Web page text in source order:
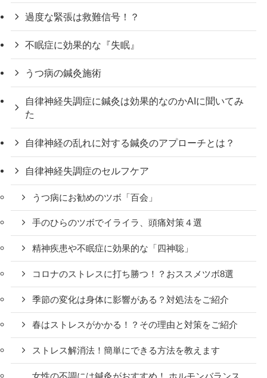
過度な緊張は救難信号！？
不眠症に効果的な『失眠』
うつ病の鍼灸施術
自律神経失調症に鍼灸は効果的なのかAIに聞いてみ
た
自律神経の乱れに対する鍼灸のアプローチとは？
自律神経失調症のセルフケア
うつ病にお勧めのツボ「百会」
手のひらのツボでイライラ、頭痛対策４選
精神疾患や不眠症に効果的な「四神聡」
コロナのストレスに打ち勝つ！？おススメツボ8選
季節の変化は身体に影響がある？対処法をご紹介
春はストレスがかかる！？その理由と対策をご紹介
ストレス解消法！簡単にできる方法を教えます